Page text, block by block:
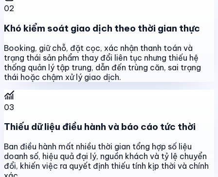
02
Khó kiểm soát giao dịch theo thời gian thực
Booking, giữ chỗ, đặt cọc, xác nhận thanh toán và
trạng thái sản phẩm thay đổi liên tục nhưng thiếu hệ
thống quản lý tập trung, dẫn đến trùng căn, sai trạng
thái hoặc chậm xử lý giao dịch.
03
Thiếu dữ liệu điều hành và báo cáo tức thời
Ban điều hành mất nhiều thời gian tổng hợp số liệu
doanh số, hiệu quả đại lý, nguồn khách và tỷ lệ chuyển
đổi, khiến việc ra quyết định thiếu tính kịp thời và chính